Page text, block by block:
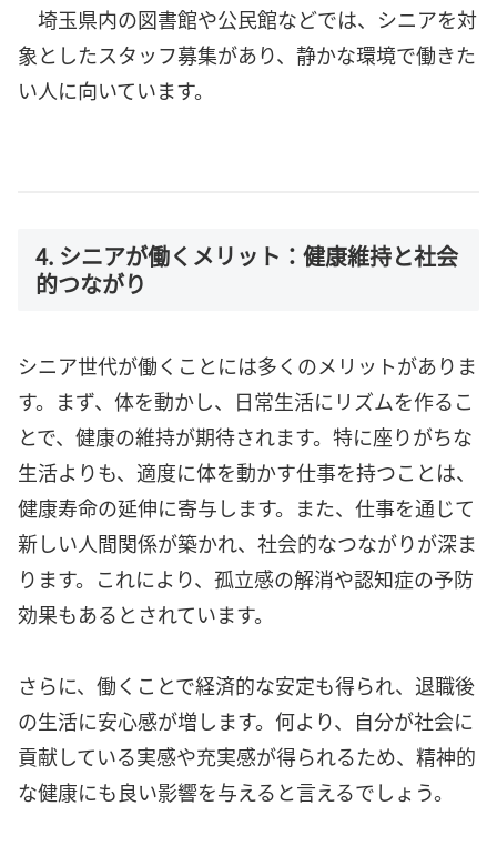
埼玉県内の図書館や公民館などでは、シニアを対
象としたスタッフ募集があり、静かな環境で働きた
い人に向いています。
4. シニアが働くメリット：健康維持と社会
的つながり
シニア世代が働くことには多くのメリットがありま
す。まず、体を動かし、日常生活にリズムを作るこ
とで、健康の維持が期待されます。特に座りがちな
生活よりも、適度に体を動かす仕事を持つことは、
健康寿命の延伸に寄与します。また、仕事を通じて
新しい人間関係が築かれ、社会的なつながりが深ま
ります。これにより、孤立感の解消や認知症の予防
効果もあるとされています。
さらに、働くことで経済的な安定も得られ、退職後
の生活に安心感が増します。何より、自分が社会に
貢献している実感や充実感が得られるため、精神的
な健康にも良い影響を与えると言えるでしょう。